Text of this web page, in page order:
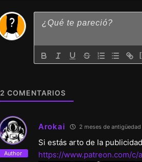
2 COMENTARIOS
Author
Arokai 2 meses de antigüedad
Si estás arto de la
https://www.patreon.com/c/